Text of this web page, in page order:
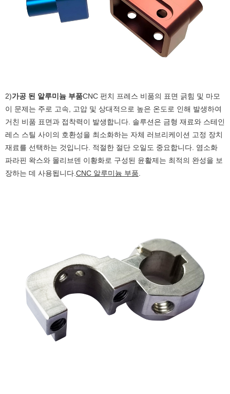
2)가공 된 알루미늄 부품CNC 펀치 프레스 비품의 표면 긁힘 및 마모
이 문제는 주로 고속, 고압 및 상대적으로 높은 온도로 인해 발생하여
거친 비품 표면과 접착력이 발생합니다. 솔루션은 금형 재료와 스테인
레스 스틸 사이의 호환성을 최소화하는 자체 러브리케이션 고정 장치
재료를 선택하는 것입니다. 적절한 절단 오일도 중요합니다. 염소화
파라핀 왁스와 몰리브덴 이황화로 구성된 윤활제는 최적의 완성을 보
장하는 데 사용됩니다. CNC 알루미늄 부품